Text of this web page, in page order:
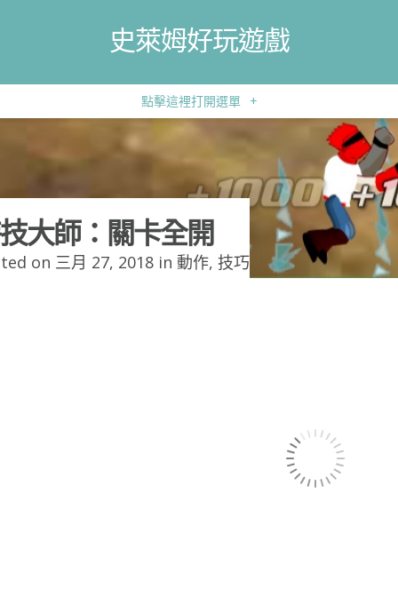
史萊姆好玩遊戲
點擊這裡打開選單 +
大師：關卡全開
on 三月 27, 2018 in 動作, 技巧